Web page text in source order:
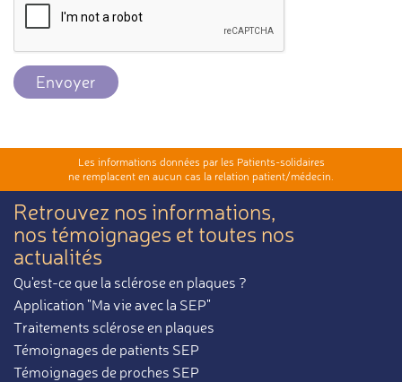
Envoyer
Les informations données par les Patients-solidaires
ne remplacent en aucun cas la relation patient/médecin.
Retrouvez nos informations,
nos témoignages et toutes nos
actualités
Qu'est-ce que la sclérose en plaques ?
Application "Ma vie avec la SEP"
Traitements sclérose en plaques
Témoignages de patients SEP
Témoignages de proches SEP